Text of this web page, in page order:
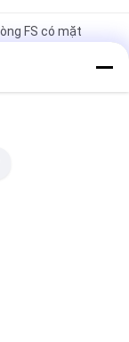
FS có mặt
Nut DD
ren góc phải cho